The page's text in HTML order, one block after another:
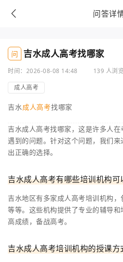
问答详
问 吉水成人高考找哪家
时间：2026-08-08 14:48 139 人浏览
成人高考
吉水成人高考找哪家
吉水成人高考找哪家，这是许多人
遇到的问题。针对这个问题，我们
出正确的选择。
吉水成人高考有哪些培训机构可
吉水地区有多家成人高考培训机构
等等。这些机构提供了专业的辅导
高成绩，备战高考。
吉水成人高考培训机构的授课方